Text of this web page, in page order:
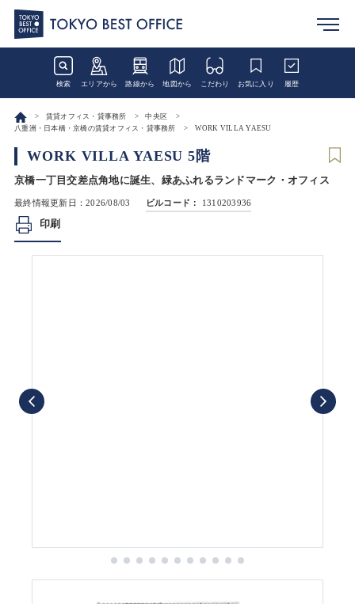
検索 エリアから 路線から 地図から こだわり お気に入り 履歴
賃貸オフィス・貸事務所
中央区
八重洲・日本橋・京橋の賃貸オフィス・貸事務所
WORK VILLA YAESU
WORK VILLA YAESU 5階
京橋一丁目交差点角地に誕生、緑あふれるランドマーク・オフィス
最終情報更新日：2026/08/03 ビルコード： 1310203936
印刷